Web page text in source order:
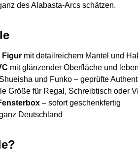
des Alabasta-Arcs schätzen.
Figurmit detailreichem Mantel und
mit glänzender Oberfläche und
und Funko – geprüfte
Größe für Regal, Schreibtisch oder
– sofort geschenkfertig
Deutschland